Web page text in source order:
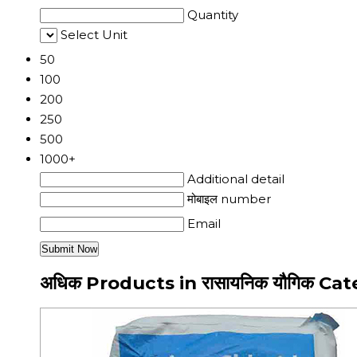
Quantity
Select Unit
50
100
200
250
500
1000+
Additional detail
मोबाइल number
Email
अधिक Products in रासायनिक यौगिक